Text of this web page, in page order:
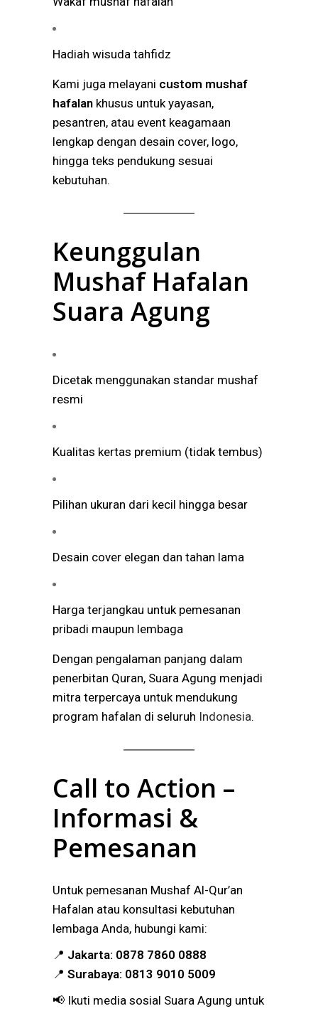
Hadiah wisuda tahfidz
Kami juga melayani custom mushaf
hafalan khusus untuk yayasan,
pesantren, atau event keagamaan
lengkap dengan desain cover, logo,
hingga teks pendukung sesuai
kebutuhan.
Keunggulan
Mushaf Hafalan
Suara Agung
Dicetak menggunakan standar mushaf
resmi
Kualitas kertas premium (tidak tembus)
Pilihan ukuran dari kecil hingga besar
Desain cover elegan dan tahan lama
Harga terjangkau untuk pemesanan
pribadi maupun lembaga
Dengan pengalaman panjang dalam
penerbitan Quran, Suara Agung menjadi
mitra terpercaya untuk mendukung
program hafalan di seluruh Indonesia.
Call to Action –
Informasi &
Pemesanan
Untuk pemesanan Mushaf Al-Qur’an
Hafalan atau konsultasi kebutuhan
lembaga Anda, hubungi kami:
📍 Jakarta: 0878 7860 0888
📍 Surabaya: 0813 9010 5009
📢 Ikuti media sosial Suara Agung untuk